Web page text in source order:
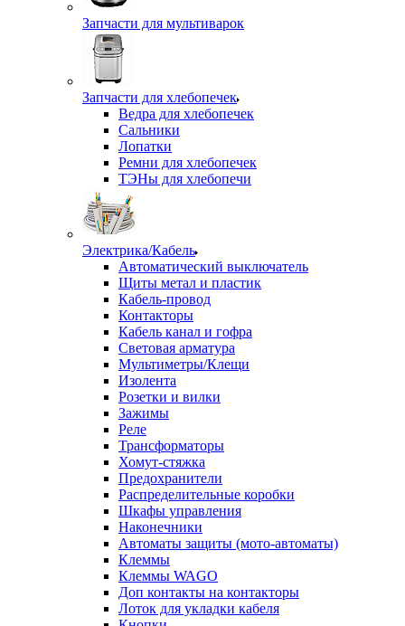
Запчасти для мультиварок
Запчасти для хлебопечек
Ведра для хлебопечек
Сальники
Лопатки
Ремни для хлебопечек
ТЭНы для хлебопечи
Электрика/Кабель
Автоматический выключатель
Щиты метал и пластик
Кабель-провод
Контакторы
Кабель канал и гофра
Световая арматура
Мультиметры/Клещи
Изолента
Розетки и вилки
Зажимы
Реле
Трансформаторы
Хомут-стяжка
Предохранители
Распределительные коробки
Шкафы управления
Наконечники
Автоматы защиты (мото-автоматы)
Клеммы
Клеммы WAGO
Доп контакты на контакторы
Лоток для укладки кабеля